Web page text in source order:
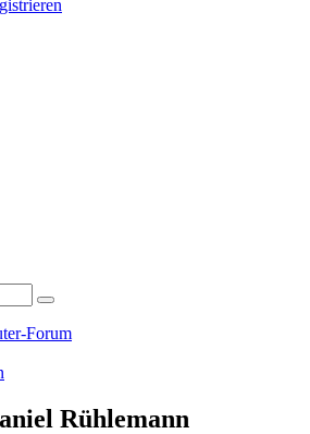
Forum
Rühlemann